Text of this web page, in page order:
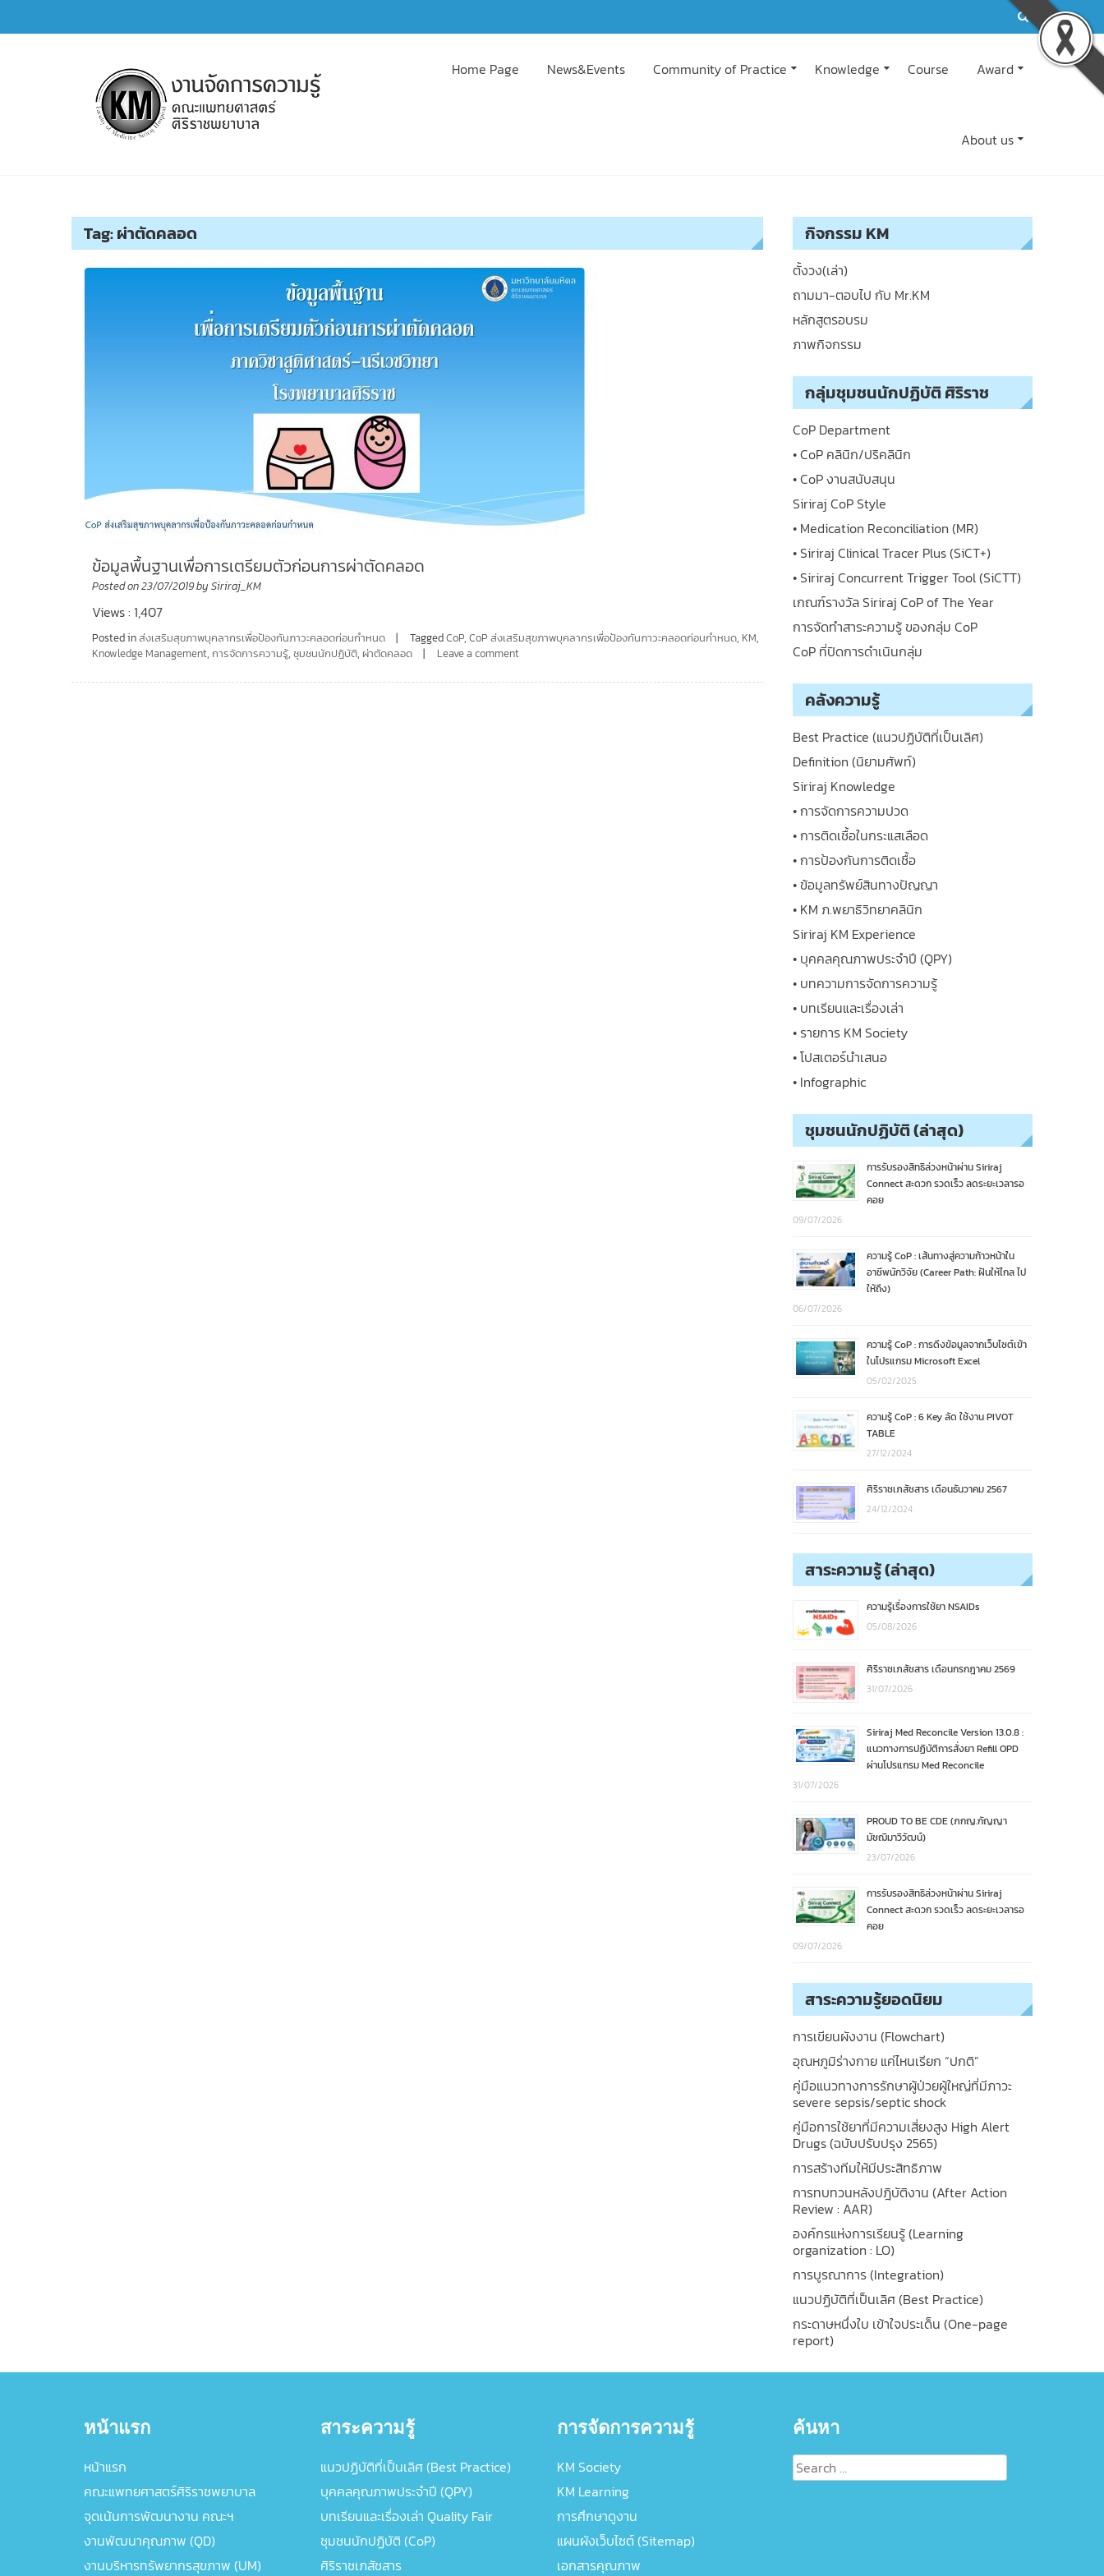
to
Home Page News&Events Community of Practice Knowledge Course Award
About us
Tag:ผ่าตัดคลอด
ข้อมูลพื้นฐานเพื่อการเตรียมตัวก่อนการผ่าตัดคลอด
Posted on23/07/2019bySiriraj_KM
Views : 1,407
Posted inส่งเสริมสุขภาพบุคลากรเพื่อป้องกันภาวะคลอดก่อนกำหนด TaggedCoP,CoP ส่งเสริมสุขภาพบุคลากรเพื่อป้องกันภาวะคลอดก่อนกำหนด, KM,
Knowledge Management,การจัดการความรู้,ชุมชนนักปฏิบัติ, ผ่าตัดคลอด Leave a comment
กิจกรรม KM
ตั้งวง(เล่า)
ถามมา-ตอบไป กับ Mr.KM
หลักสูตรอบรม
ภาพกิจกรรม
กลุ่มชุมชนนักปฏิบัติ ศิริราช
CoP Department
• CoP คลินิก/ปริคลินิก
• CoP งานสนับสนุน
Siriraj CoP Style
• Medication Reconciliation (MR)
• Siriraj Clinical Tracer Plus (SiCT+)
• Siriraj Concurrent Trigger Tool (SiCTT)
เกณฑ์รางวัล Siriraj CoP of The Year
การจัดทำสาระความรู้ ของกลุ่ม CoP
CoP ที่ปิดการดำเนินกลุ่ม
คลังความรู้
Best Practice (แนวปฏิบัติที่เป็นเลิศ)
Definition (นิยามศัพท์)
Siriraj Knowledge
• การจัดการความปวด
• การติดเชื้อในกระแสเลือด
• การป้องกันการติดเชื้อ
• ข้อมูลทรัพย์สินทางปัญญา
• KM ภ.พยาธิวิทยาคลินิก
Siriraj KM Experience
• บุคคลคุณภาพประจำปี (QPY)
• บทความการจัดการความรู้
• บทเรียนและเรื่องเล่า
• รายการ KM Society
• โปสเตอร์นำเสนอ
• Infographic
ชุมชนนักปฏิบัติ (ล่าสุด)
การรับรองสิทธิล่วงหน้าผ่าน Siriraj
Connect สะดวก รวดเร็ว ลดระยะเวลารอ
คอย
09/07/2026
ความรู้ CoP : เส้นทางสู่ความก้าวหน้าใน
อาชีพนักวิจัย (Career Path: ฝันให้ไกล ไป
ให้ถึง)
06/07/2026
ความรู้ CoP : การดึงข้อมูลจากเว็บไซต์เข้า
ในโปรแกรม Microsoft Excel
05/02/2025
ความรู้ CoP : 6 Key ลัด ใช้งาน PIVOT
TABLE
27/12/2024
ศิริราชเภสัชสาร เดือนธันวาคม 2567
24/12/2024
สาระความรู้ (ล่าสุด)
ความรู้เรื่องการใช้ยา NSAIDs
05/08/2026
ศิริราชเภสัชสาร เดือนกรกฎาคม 2569
31/07/2026
Siriraj Med Reconcile Version 13.0.8 :
แนวทางการปฏิบัติการสั่งยา Refill OPD
ผ่านโปรแกรม Med Reconcile
31/07/2026
PROUD TO BE CDE (ภกญ.กัญญา
มัชฌิมาวิวัฒน์)
23/07/2026
การรับรองสิทธิล่วงหน้าผ่าน Siriraj
Connect สะดวก รวดเร็ว ลดระยะเวลารอ
คอย
09/07/2026
สาระความรู้ยอดนิยม
การเขียนผังงาน (Flowchart)
อุณหภูมิร่างกาย แค่ไหนเรียก “ปกติ”
คู่มือแนวทางการรักษาผู้ป่วยผู้ใหญ่ที่มีภาวะ
severe sepsis/septic shock
คู่มือการใช้ยาที่มีความเสี่ยงสูง High Alert
Drugs (ฉบับปรับปรุง 2565)
การสร้างทีมให้มีประสิทธิภาพ
การทบทวนหลังปฎิบัติงาน (After Action
Review : AAR)
องค์กรแห่งการเรียนรู้ (Learning
organization : LO)
การบูรณาการ (Integration)
แนวปฏิบัติที่เป็นเลิศ (Best Practice)
กระดาษหนึ่งใบ เข้าใจประเด็น (One-page
report)
หน้าแรก
หน้าแรก
คณะแพทยศาสตร์ศิริราชพยาบาล
จุดเน้นการพัฒนางาน คณะฯ
งานพัฒนาคุณภาพ (QD)
งานบริหารทรัพยากรสุขภาพ (UM)
สาระความรู้
แนวปฏิบัติที่เป็นเลิศ (Best Practice)
บุคคลคุณภาพประจำปี (QPY)
บทเรียนและเรื่องเล่า Quality Fair
ชุมชนนักปฏิบัติ (CoP)
ศิริราชเภสัชสาร
การจัดการความรู้
KM Society
KM Learning
การศึกษาดูงาน
แผนผังเว็บไซต์ (Sitemap)
เอกสารคุณภาพ
ค้นหา
Search
for: